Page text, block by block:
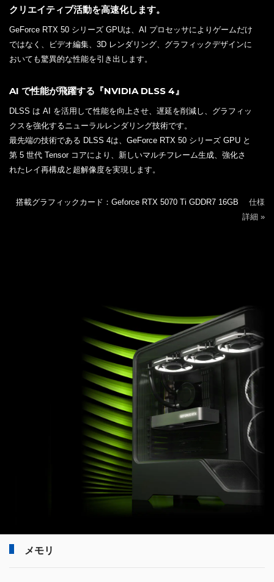
クリエイティブ活動を高速化します。
GeForce RTX 50 シリーズ GPUは、AI プロセッサによりゲームだけ
ではなく、ビデオ編集、3D レンダリング、グラフィックデザインに
おいても驚異的な性能を引き出します。
AI で性能が飛躍する『NVIDIA DLSS 4』
DLSS は AI を活用して性能を向上させ、遅延を削減し、グラフィッ
クスを強化するニューラルレンダリング技術です。
最先端の技術である DLSS 4は、GeForce RTX 50 シリーズ GPU と
第 5 世代 Tensor コアにより、新しいマルチフレーム生成、強化さ
れたレイ再構成と超解像度を実現します。
搭載グラフィックカード：Geforce RTX 5070 Ti GDDR7 16GB 仕様
詳細 »
メモリ